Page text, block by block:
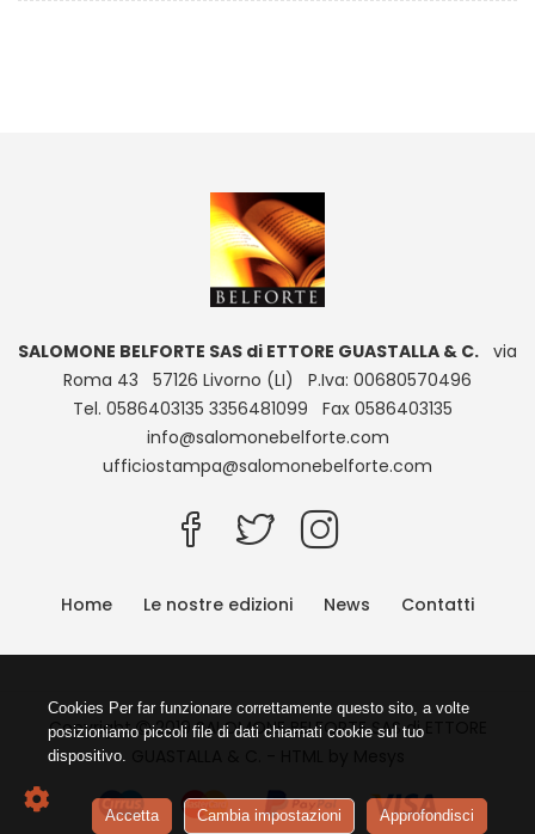
SALOMONE BELFORTE SAS di ETTORE GUASTALLA & C. via
Roma 43 57126 Livorno (LI) P.Iva: 00680570496
Tel. 0586403135 3356481099 Fax 0586403135
info@salomonebelforte.com
ufficiostampa@salomonebelforte.com
Home Le nostre edizioni News Contatti
Copyright 2019 SALOMONE BELFORTE SAS di ETTORE